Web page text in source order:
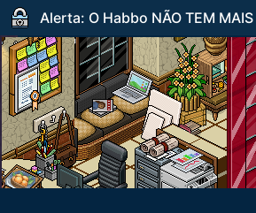
Alerta: O Habbo NÃO TEM